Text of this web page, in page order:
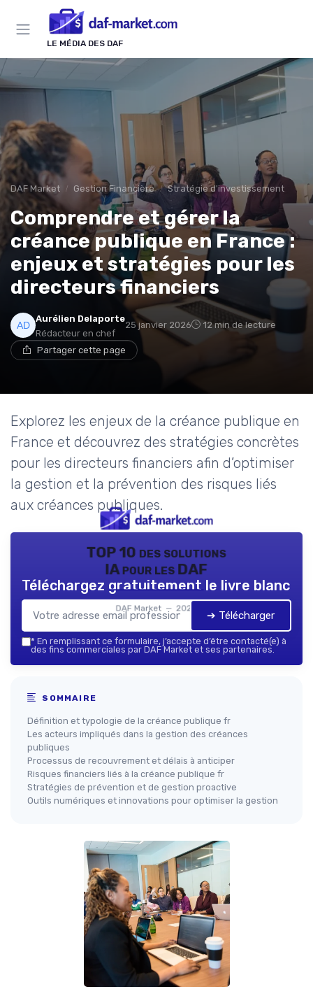
LE MÉDIA DES DAF
DAF Market Gestion Financière Stratégie d'investissement
Comprendre et gérer la
créance publique en France :
enjeux et stratégies pour les
directeurs financiers
Aurélien Delaporte
Rédacteur en chef
25 janvier 2026 12 min de lecture
Partager cette page
Explorez les enjeux de la créance publique en
France et découvrez des stratégies concrètes
pour les directeurs financiers afin d’optimiser
la gestion et la prévention des risques liés
aux créances publiques.
TOP 10 des solutions
IA pour les DAF
DAF Market — 2026
Téléchargez gratuitement le livre blanc
➔ Télécharger
* En remplissant ce formulaire, j’accepte d’être contacté(e) à
des fins commerciales par DAF Market et ses partenaires.
SOMMAIRE
Définition et typologie de la créance publique fr
Les acteurs impliqués dans la gestion des créances
publiques
Processus de recouvrement et délais à anticiper
Risques financiers liés à la créance publique fr
Stratégies de prévention et de gestion proactive
Outils numériques et innovations pour optimiser la gestion
Panneau de gestion des cookies